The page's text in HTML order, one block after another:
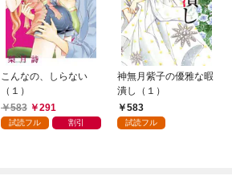
こんなの、しらない
（１）
583
291
試読フル 割引
神無月紫子の優雅な暇
潰し（１）
583
試読フル